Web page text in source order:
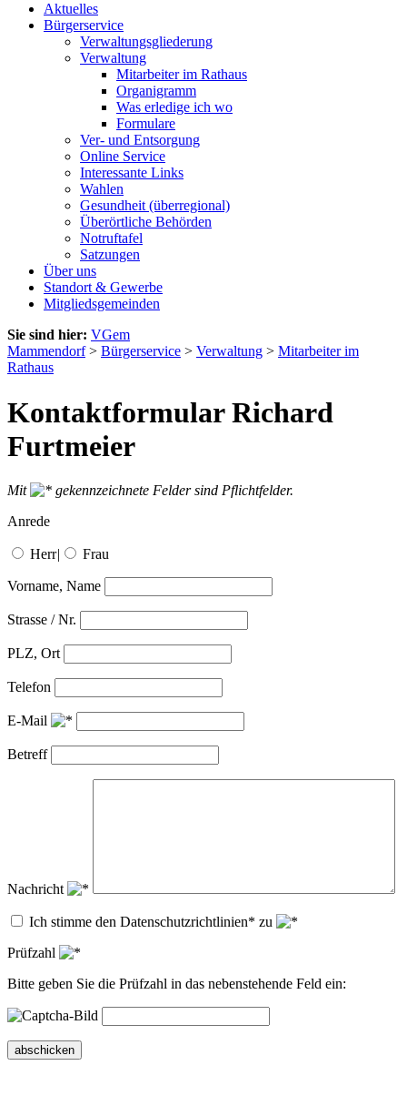
Aktuelles
Bürgerservice
Verwaltungsgliederung
Verwaltung
Mitarbeiter im Rathaus
Organigramm
Was erledige ich wo
Formulare
Ver- und Entsorgung
Online Service
Interessante Links
Wahlen
Gesundheit (überregional)
Überörtliche Behörden
Notruftafel
Satzungen
Über uns
Standort & Gewerbe
Mitgliedsgemeinden
Sie sind hier: VGem
Mammendorf> Bürgerservice > Verwaltung > Mitarbeiter im
Rathaus
Kontaktformular Richard
Furtmeier
Mit
gekennzeichnete Felder sind Pflichtfelder.
Anrede
Herr| Frau
Vorname, Name
Strasse / Nr.
PLZ, Ort
Telefon
E-Mail
Betreff
Nachricht
Ich stimme den Datenschutzrichtlinien* zu
Prüfzahl
Bitte geben Sie die Prüfzahl in das nebenstehende Feld ein:
abschicken